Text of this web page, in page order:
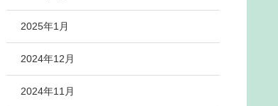
2025年1月
2024年12月
2024年11月